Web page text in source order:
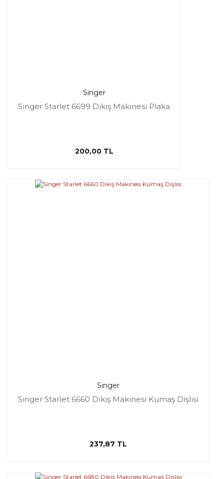
Singer
Singer Starlet 6699 Dikiş Makinesi Plaka
200,00 TL
Singer
Singer Starlet 6660 Dikiş Makinesi Kumaş Dişlisi
237,87 TL